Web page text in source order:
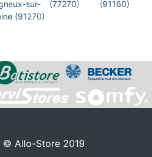
sur-
(91270)
(77270)
(91160)
© Allo-Store 2019